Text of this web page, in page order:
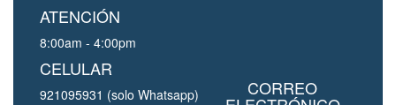
ATENCIÓN
8:00am - 4:00pm
CELULAR
921095931 (solo Whatsapp) CORREO